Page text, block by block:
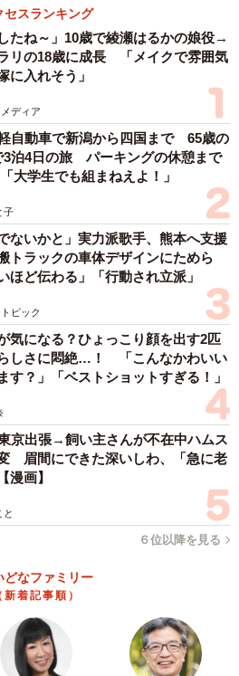
セスランキング
たね～」10歳で綾瀬はるかの娘役→
リの18歳に成長 「メイクで雰囲気
に入れそう」
ディア
自動車で新潟から四国まで 65歳の
3泊4日の旅 パーキングの休憩まで
大学生でも組まねえよ！」
子
ないかと」実力派歌手、熊本へ支援
トラックの車体デザインにためら
ど伝わる」「行動され立派」
ピック
気になる？ひょっこり顔を出す2匹
しさに悶絶…！ 「こんなかわいい
す？」「ベストショットすぎる！」
京出張→飼い主さんが不在中ハムス
眉間にできた深いしわ、「急に老
漫画】
と
６位以降を見る
どなファミリー
新着記事順）